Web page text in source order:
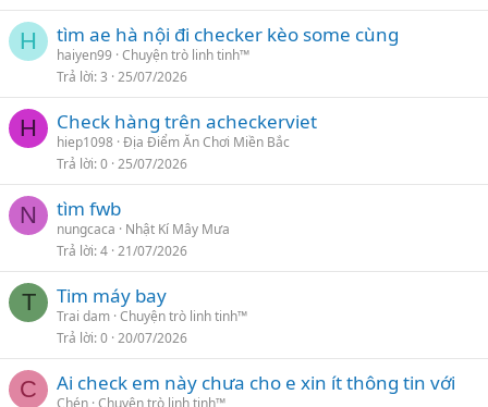
H tìm ae hà nội đi checker kèo some cùng
haiyen99 Chuyện trò linh tinh™
Trả lời 3 25/07/2026
H Check hàng trên acheckerviet
hiep1098 Địa Điểm Ăn Chơi Miền Bắc
Trả lời 0 25/07/2026
N tìm fwb
nungcaca
Nhật Kí Mây Mưa
Trả lời 4 21/07/2026
T Tim máy bay
Trai dam Chuyện trò linh tinh™
Trả lời 0 20/07/2026
C Ai check em này chưa cho e xin ít thông tin với
Chén Chuyện trò linh tinh™